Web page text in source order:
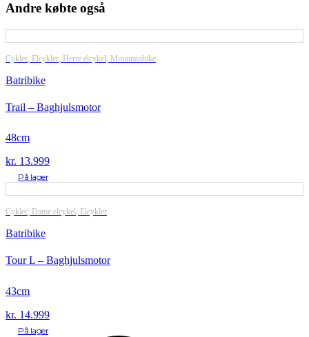
Andre købte også
Cykler Elcykler Herre elcykel Mountainbike
Batribike
Trail – Baghjulsmotor
48cm
kr. 13.999
På lager
Cykler, Dame elcykel, Elcykler
Batribike
Tour L – Baghjulsmotor
43cm
kr. 14.999
På lager